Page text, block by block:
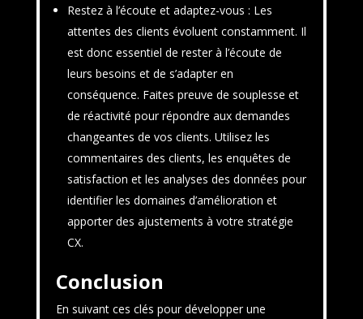
Restez à l’écoute et adaptez-vous : Les
attentes des clients évoluent constamment. Il
est donc essentiel de rester à l’écoute de
leurs besoins et de s’adapter en
conséquence. Faites preuve de souplesse et
de réactivité pour répondre aux demandes
changeantes de vos clients. Utilisez les
commentaires des clients, les enquêtes de
satisfaction et les analyses des données pour
identifier les domaines d’amélioration et
apporter des ajustements à votre stratégie
CX.
Conclusion
En suivant ces clés pour développer une